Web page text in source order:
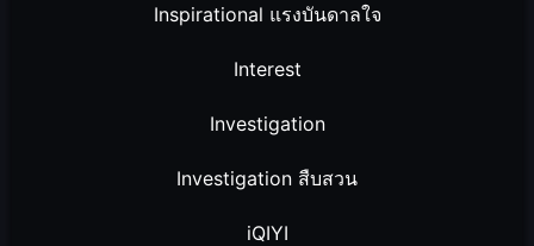
Inspirational แรงบันดาลใจ
Interest
Investigation
Investigation สืบสวน
iQIYI